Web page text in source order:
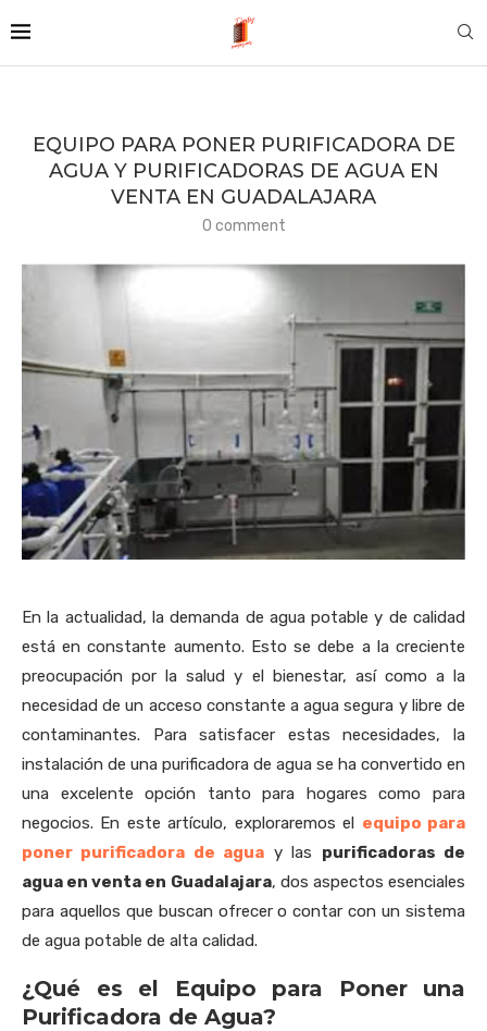
EQUIPO PARA PONER PURIFICADORA DE
AGUA Y PURIFICADORAS DE AGUA EN
VENTA EN GUADALAJARA
0 comment
En la actualidad, la demanda de agua potable y de calidad
está en constante aumento. Esto se debe a la creciente
preocupación por la salud y el bienestar, así como a la
necesidad de un acceso constante a agua segura y libre de
contaminantes. Para satisfacer estas necesidades, la
instalación de una purificadora de agua se ha convertido en
una excelente opción tanto para hogares como para
negocios. En este artículo, exploraremos el equipo para
poner purificadora de agua y las purificadoras de
agua en venta en Guadalajara, dos aspectos esenciales
para aquellos que buscan ofrecer o contar con un sistema
de agua potable de alta calidad.
¿Qué es el Equipo para Poner una
Purificadora de Agua?